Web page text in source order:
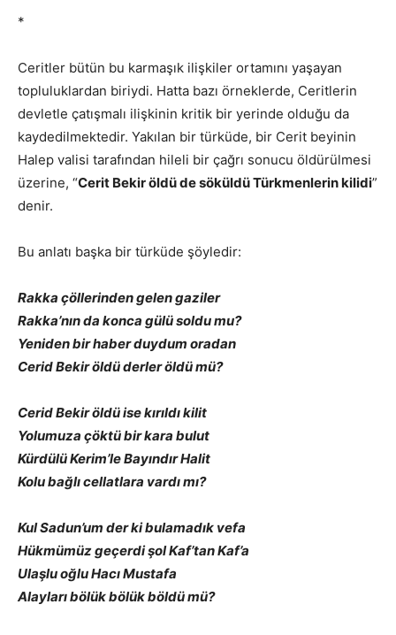
*
Ceritler bütün bu karmaşık ilişkiler ortamını yaşayan
topluluklardan biriydi. Hatta bazı örneklerde, Ceritlerin
devletle çatışmalı ilişkinin kritik bir yerinde olduğu da
kaydedilmektedir. Yakılan bir türküde, bir Cerit beyinin
Halep valisi tarafından hileli bir çağrı sonucu öldürülmesi
üzerine, “Cerit Bekir öldü de söküldü Türkmenlerin kilidi”
denir.
Bu anlatı başka bir türküde şöyledir:
Rakka çöllerinden gelen gaziler
Rakka’nın da konca gülü soldu mu?
Yeniden bir haber duydum oradan
Cerid Bekir öldü derler öldü mü?
Cerid Bekir öldü ise kırıldı kilit
Yolumuza çöktü bir kara bulut
Kürdülü Kerim’le Bayındır Halit
Kolu bağlı cellatlara vardı mı?
Kul Sadun’um der ki bulamadık vefa
Hükmümüz geçerdi şol Kaf’tan Kaf’a
Ulaşlu oğlu Hacı Mustafa
Alayları bölük bölük böldü mü?